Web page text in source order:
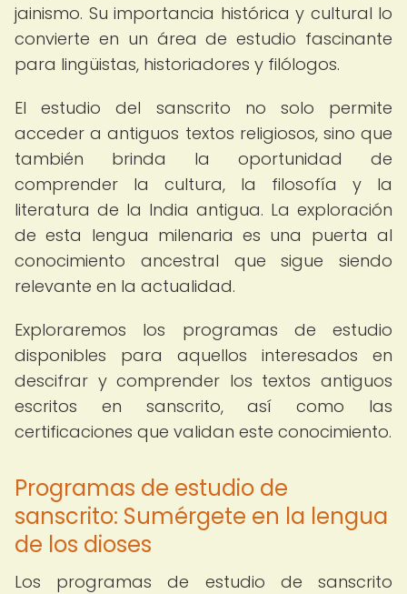
jainismo. Su importancia histórica y cultural lo
convierte en un área de estudio fascinante
para lingüistas, historiadores y filólogos.
El estudio del sanscrito no solo permite
acceder a antiguos textos religiosos, sino que
también brinda la oportunidad de
comprender la cultura, la filosofía y la
literatura de la India antigua. La exploración
de esta lengua milenaria es una puerta al
conocimiento ancestral que sigue siendo
relevante en la actualidad.
Exploraremos los programas de estudio
disponibles para aquellos interesados en
descifrar y comprender los textos antiguos
escritos en sanscrito, así como las
certificaciones que validan este conocimiento.
Programas de estudio de
sanscrito: Sumérgete en la lengua
de los dioses
Los programas de estudio de sanscrito